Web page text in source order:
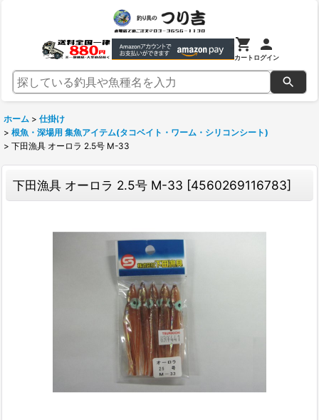
カートログイン
ホーム > 仕掛け
> 根魚・深場用 集魚アイテム(タコベイト・ワーム・シリコンシート)
> 下田漁具 オーロラ 2.5号 M-33
下田漁具 オーロラ 2.5号 M-33 [4560269116783]